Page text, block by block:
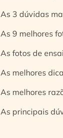
As 3 dúvidas
As 9 melhores
As fotos de
As melhores
As melhores
As principais